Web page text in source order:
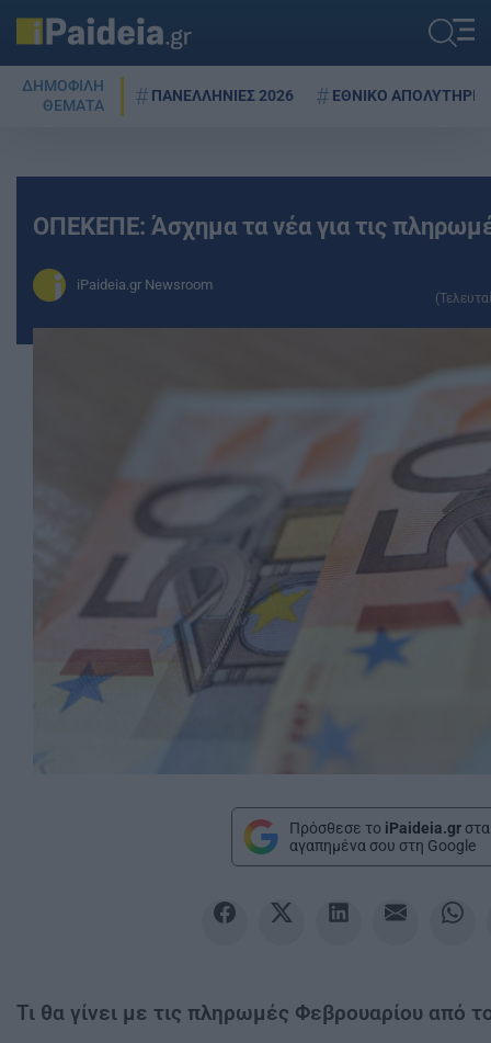
ΔΗΜΟΦΙΛΗ
ΘΕΜΑΤΑ
ΠΑΝΕΛΛΗΝΙΕΣ 2026 ΕΘΝΙΚΟ ΑΠΟΛΥΤΗΡΙΟ
ΟΠΕΚΕΠΕ: Άσχημα τα νέα για τις
iPaideia.gr Newsroom
Πρόσθεσε το iPaideia.gr στα
αγαπημένα σου στη Google
Τι θα γίνει με τις πληρωμές Φεβρουαρίου από